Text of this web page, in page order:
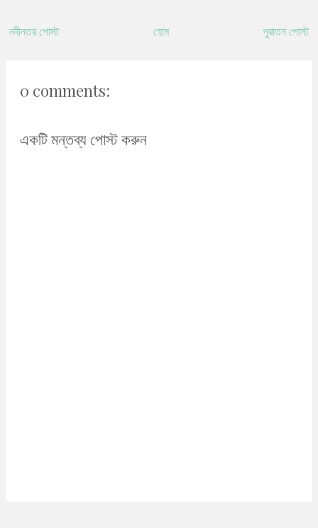
নবীনতর পোস্ট পুরাতন পোস্ট
হোম
0 comments:
একটি মন্তব্য পোস্ট করুন